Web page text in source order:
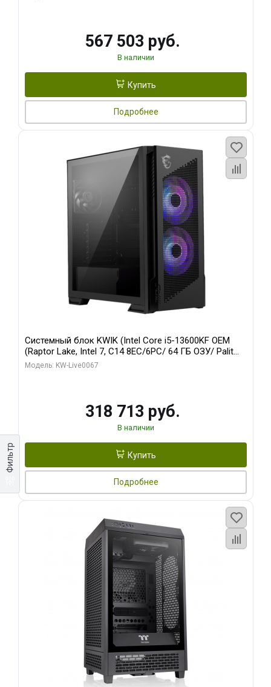
Фильтр
567 503 руб.
В наличии
Купить
Подробнее
Системный блок KWIK (Intel Core i5-13600KF OEM
(Raptor Lake, Intel 7, C14 8EC/6PC/ 64 ГБ ОЗУ/ Palit
RTX5080 GAMINGPRO OC 16GB GDDR7 256bit 3xDP
Модель: KW-Live0067
318 713 руб.
В наличии
Купить
Подробнее